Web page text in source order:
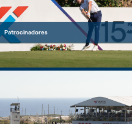
Patrocinadores